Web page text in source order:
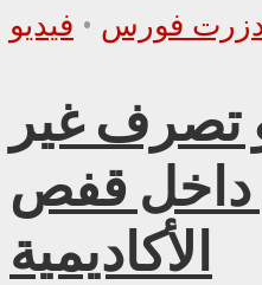
دزرت فورس • فيديو
غير
داخل قفص
الأكاديمية